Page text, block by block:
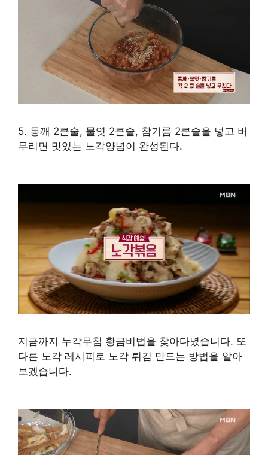
5. 통깨 2큰술, 물엿 2큰술, 참기름 2큰술을 넣고 버
무리면 맛있는 노각양념이 완성된다.
지금까지 누각무침 황금비법을 찾아다녔습니다. 또
다른 노각 레시피로 노각 튀김 만드는 방법을 알아
보겠습니다.